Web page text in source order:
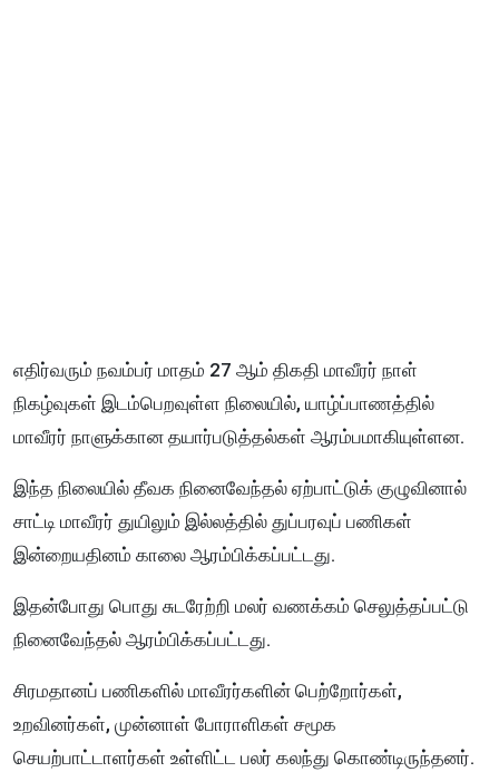
எதிர்வரும் நவம்பர் மாதம் 27 ஆம் திகதி மாவீரர் நாள்
நிகழ்வுகள் இடம்பெறவுள்ள நிலையில், யாழ்ப்பாணத்தில்
மாவீரர் நாளுக்கான தயார்படுத்தல்கள் ஆரம்பமாகியுள்ளன.
இந்த நிலையில் தீவக நினைவேந்தல் ஏற்பாட்டுக் குழுவினால்
சாட்டி மாவீரர் துயிலும் இல்லத்தில் துப்பரவுப் பணிகள்
இன்றையதினம் காலை ஆரம்பிக்கப்பட்டது.
இதன்போது பொது சுடரேற்றி மலர் வணக்கம் செலுத்தப்பட்டு
நினைவேந்தல் ஆரம்பிக்கப்பட்டது.
சிரமதானப் பணிகளில் மாவீரர்களின் பெற்றோர்கள்,
உறவினர்கள், முன்னாள் போராளிகள் சமூக
செயற்பாட்டாளர்கள் உள்ளிட்ட பலர் கலந்து கொண்டிருந்தனர்.